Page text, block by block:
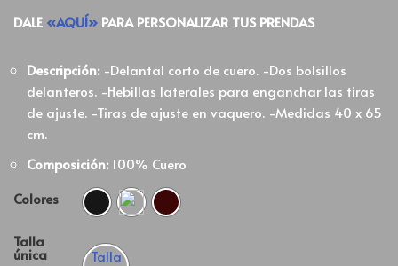
DALE «AQUÍ» PARA PERSONALIZAR TUS PRENDAS
Descripción: -Delantal corto de cuero. -Dos bolsillos
delanteros. -Hebillas laterales para enganchar las tiras
de ajuste. -Tiras de ajuste en vaquero. -Medidas 40 x 65
cm.
Composición: 100% Cuero
Colores
Talla
única
Talla